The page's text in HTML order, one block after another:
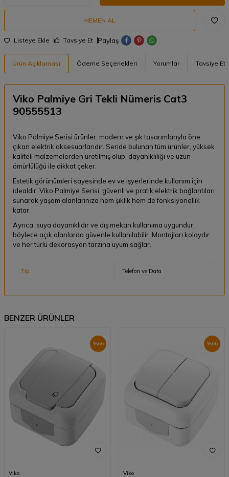
HEMEN AL
Listeye Ekle Tavsiye Et Paylaş
Ürün Açıklaması Ödeme Seçenekleri Yorumlar Tavsiye Et
Viko Palmiye Gri Tekli Nümeris Cat3
90555513
Viko Palmiye Serisi ürünler, modern ve şık tasarımlarıyla öne
çıkan elektrik aksesuarlarıdır. Seride bulunan tüm ürünler, yüksek
kaliteli malzemelerden üretilmiş olup, dayanıklılığı ve uzun
ömürlülüğü ile dikkat çeker.
Estetik görünümleri sayesinde ev ve işyerlerinde kullanım için
idealdir. Viko Palmiye Serisi, güvenli ve pratik elektrik bağlantıları
sunarak yaşam alanlarınıza hem şıklık hem de fonksiyonellik
katar.
Ayrıca, suya dayanıklıdır ve dış mekan kullanıma uygundur,
böylece açık alanlarda güvenle kullanılabilir. Montajları kolaydır
ve her türlü dekorasyon tarzına uyum sağlar.
Tip Telefon ve Data
BENZER ÜRÜNLER
%66
Viko
%66
Viko